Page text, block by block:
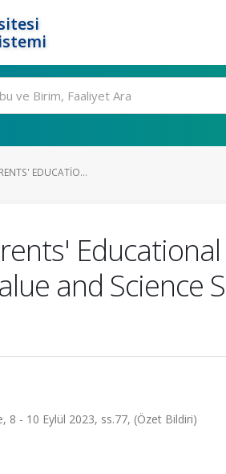
EDUCATIO...
and Science
8 - 10 Eylül 2023, ss.77, (Özet Bildiri)